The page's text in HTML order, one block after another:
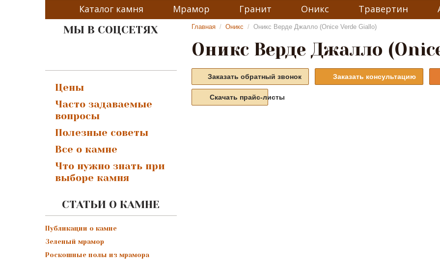
Каталог камня Мрамор Гранит Оникс Травертин
МЫ В СОЦСЕТЯХ
Цены
Часто задаваемые
вопросы
Полезные советы
Все о камне
Что нужно знать при
выборе камня
СТАТЬИ О КАМНЕ
Публикации о камне
Зеленый мрамор
Роскошные полы из мрамора
Главная / Оникс / Оникс Верде Джалло (Onice Verde Giallo)
Оникс Верде Джалло
Заказать обратный звонок Заказать консультацию
Скачать прайс-листы